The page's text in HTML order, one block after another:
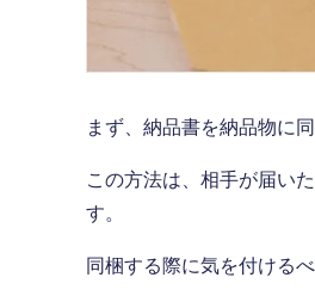
まず、納品書を納品物に
この方法は、相手が届い
す。
同梱する際に気を付ける